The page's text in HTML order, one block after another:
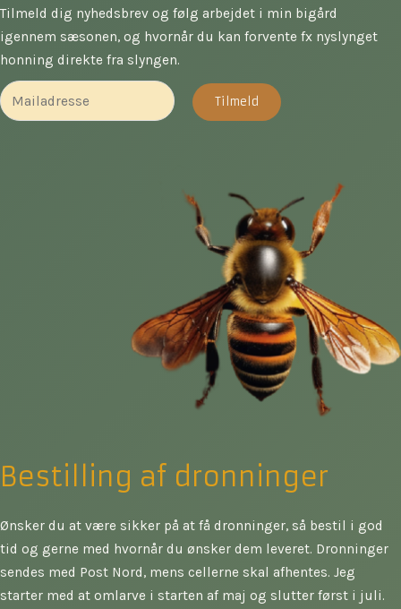
Tilmeld dig nyhedsbrev og følg arbejdet i min bigård
igennem sæsonen, og hvornår du kan forvente fx nyslynget
honning direkte fra slyngen.
Bestilling af dronninger
Ønsker du at være sikker på at få dronninger, så bestil i god
tid og gerne med hvornår du ønsker dem leveret. Dronninger
sendes med Post Nord, mens cellerne skal afhentes. Jeg
starter med at omlarve i starten af maj og slutter først i juli.